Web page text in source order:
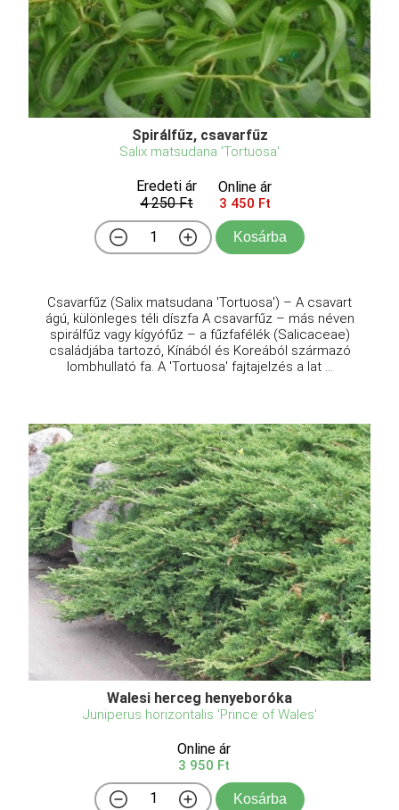
Spirálfűz, csavarfűz
Salix matsudana 'Tortuosa'
Eredeti ár
4 250 Ft
Online ár
3 450 Ft
Kosárba
Csavarfűz (Salix matsudana 'Tortuosa') – A csavart
ágú, különleges téli díszfa A csavarfűz – más néven
spirálfűz vagy kígyófűz – a fűzfafélék (Salicaceae)
családjába tartozó, Kínából és Koreából származó
lombhullató fa. A 'Tortuosa' fajtajelzés a lat ...
Walesi herceg henyeboróka
Juniperus horizontalis 'Prince of Wales'
Online ár
3 950 Ft
Kosárba